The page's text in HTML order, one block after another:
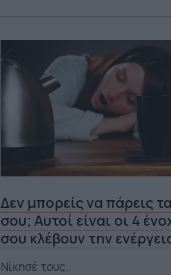
Δεν μπορείς να πάρεις
σου; Αυτοί είναι οι 4
σου κλέβουν την
Νίκησέ τους.